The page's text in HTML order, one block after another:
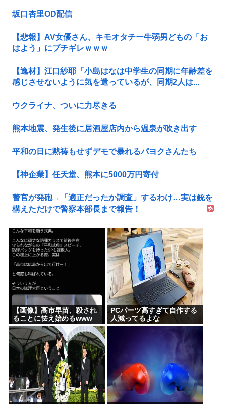
坂口杏里OD配信
【悲報】AV女優さん、キモオタチー牛弱男どもの「お
はよう」にブチギレｗｗｗ
【逸材】江口紗耶「小島はなは中学生の同期に年齢差を
感じさせないように気を遣っているが、同期2人は...
ウクライナ、ついに力尽きる
熊本地震、発生後に居酒屋店内から温泉が吹き出す
平和の日に黙祷もせずデモで暴れるパヨクさんたち
【神企業】任天堂、熊本に5000万円寄付
警官が発砲→「適正だったか調査」するわけ…実は銃を
構えただけで警察本部長まで報告！
【画像】高市早苗、殺され
ることに怯え始めるwww
PCパーツ高すぎて自作する
人減ってるよな